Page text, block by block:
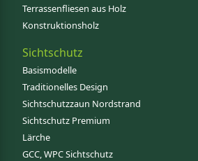
Terrassenfliesen aus Holz
Konstruktionsholz
Sichtschutz
Basismodelle
Traditionelles Design
Sichtschutzzaun Nordstrand
Sichtschutz Premium
Lärche
GCC, WPC Sichtschutz